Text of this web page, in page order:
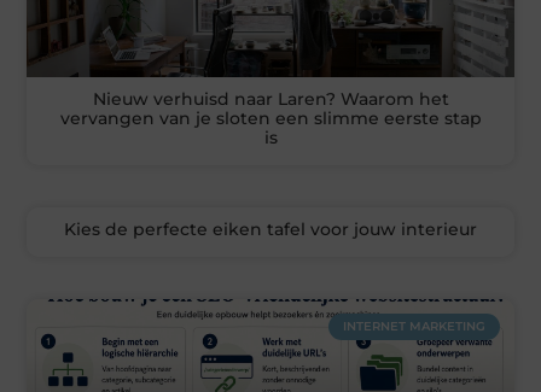
Nieuw verhuisd naar Laren? Waarom het
vervangen van je sloten een slimme eerste stap
is
Kies de perfecte eiken tafel voor jouw interieur
INTERNET MARKETING